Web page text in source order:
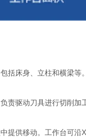
床身、立柱和横梁等
驱动刀具进行切削加
供移动。工作台可沿X